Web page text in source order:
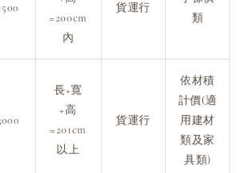
=200cm
內
貨運行
類
長+寬
+高
=201cm
以上
貨運行
依材積
計價(適
用建材
類及家
具類)